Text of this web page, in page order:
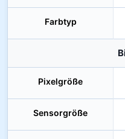
Farbtyp
Pixelgröße
Sensorgröße